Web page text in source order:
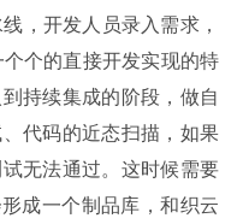
，开发人员录入需求，
个的直接开发实现的特
持续集成的阶段，做自
代码的近态扫描，如果
无法通过。这时候需要
成一个制品库，和织云